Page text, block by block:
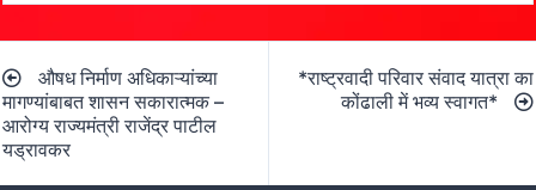
navigation
औषध निर्माण अधिकाऱ्यांच्या
मागण्यांबाबत शासन सकारात्मक –
आरोग्य राज्यमंत्री राजेंद्र पाटील
यड्रावकर
*राष्ट्रवादी परिवार संवाद यात्रा का
कोंढाली में भव्य स्वागत*